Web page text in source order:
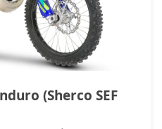
(Sherco SEF